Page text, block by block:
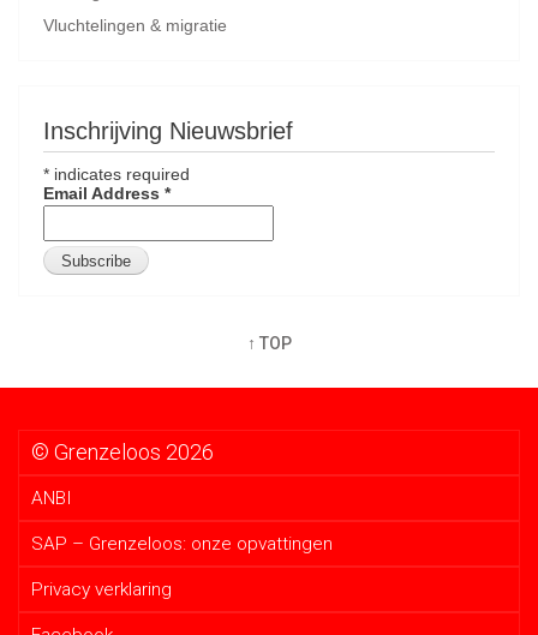
Vluchtelingen & migratie
Inschrijving Nieuwsbrief
* indicates required
Email Address *
↑ TOP
© Grenzeloos 2026
ANBI
SAP – Grenzeloos: onze opvattingen
Privacy verklaring